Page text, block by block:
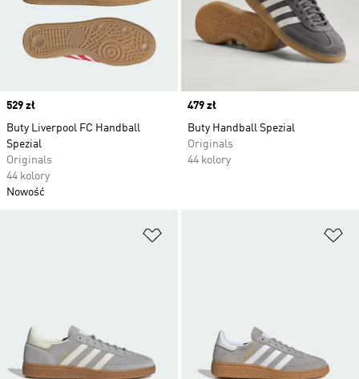
Price
529 zł
Buty Liverpool FC Handball
Spezial
Originals
44 kolory
Nowość
Price
479 zł
Buty Handball Spezial
Originals
44 kolory